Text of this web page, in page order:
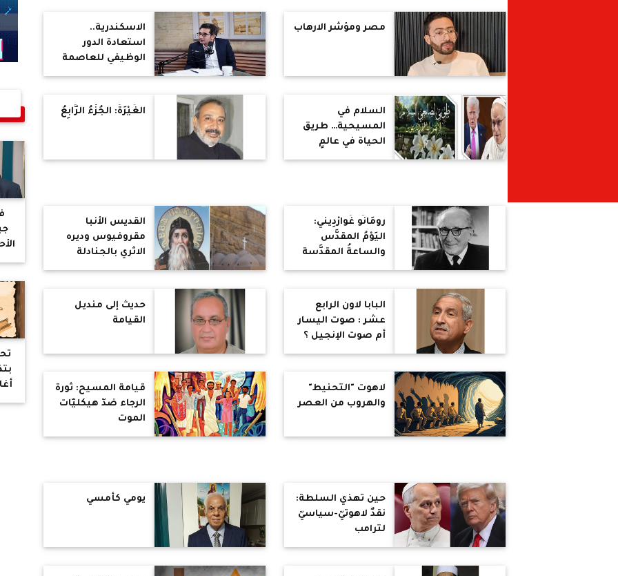
مصر ومؤشر الارهاب
الاسكندرية..
استعادة الدور
الوظيفي للعاصمة
الثانية
السلام في
المسيحية… طريق
الحياة في عالمٍ
الغَيْرَةُ: الجُزْءُ الرَّابِعُ
رومَانُو غُوارْدِيني:
اليَوْمُ المقدَّس
والساعةُ المقدَّسة
(1)
القديس الأنبا
مقروفيوس وديره
الاثري بالجنادلة
البابا لاون الرابع
عشر : صوت اليسار
أم صوت الإنجيل ؟
حديث إلى منديل
القيامة
لاهوت "التحنيط"
والهروب من العصر
قيامة المسيح: ثورة
الرجاء ضدّ هيكليّات
الموت
حين تهذي السلطة:
نقدٌ لاهوتيّ-سياسيّ
لترامب
يومي كأمسي